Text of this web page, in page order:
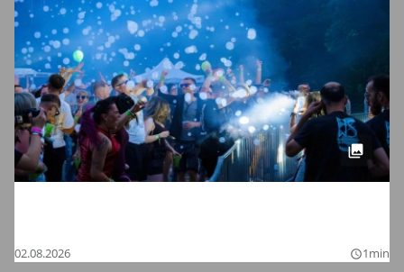
02.08.2026 query_builder1min